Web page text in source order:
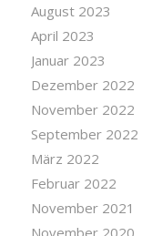
August 2023
April 2023
Januar 2023
Dezember 2022
November 2022
September 2022
März 2022
Februar 2022
November 2021